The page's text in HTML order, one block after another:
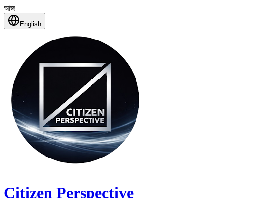
আজ
English
Citizen Perspective